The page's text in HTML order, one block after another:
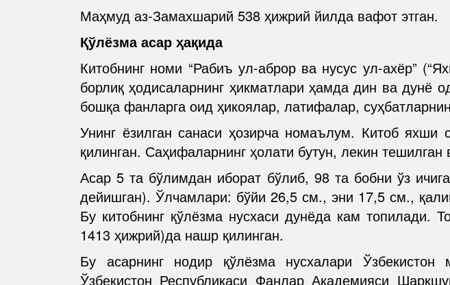
Маҳмуд аз-Замахшарий 538 ҳижрий йилда вафот этган.
Қўлёзма асар ҳақида
Китобнинг номи “Рабиъ ул-аброр ва нусус ул-ахёр”
борлиқ ҳодисаларнинг ҳикматлари ҳамда дин ва дунё
бошқа фанларга оид ҳикоялар, латифалар,
Унинг ёзилган санаси ҳозирча номаълум. Китоб яхши
қилинган. Саҳифаларнинг ҳолати бутун, лекин
Асар 5 та бўлимдан иборат бўлиб, 98 та бобни ўз
дейишган). Ўлчамлари: бўйи 26,5 см., эни 17,5 см.,
Бу китобнинг қўлёзма нусхаси дунёда кам топилади.
1413 ҳижрий)да нашр қилинган.
Бу асарнинг нодир қўлёзма нусхалари Ўзбекистон
Ўзбекистон Республикаси Фанлар Академияси